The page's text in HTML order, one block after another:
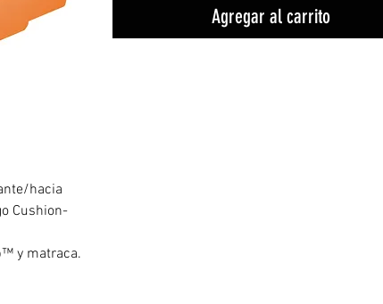
hacia
Cushion-
y matraca.
Agregar al carrito